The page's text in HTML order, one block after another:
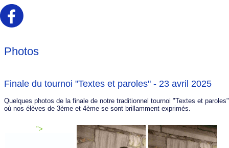
Photos
Finale du tournoi "Textes et paroles" - 23 avril 2025
Quelques photos de la finale de notre traditionnel tournoi "Textes et paroles"
où nos élèves de 3ème et 4ème se sont brillamment exprimés.
">